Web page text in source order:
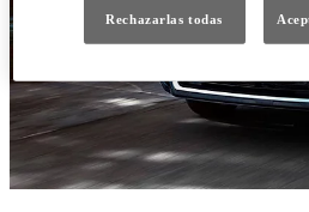
Rechazarlas todas